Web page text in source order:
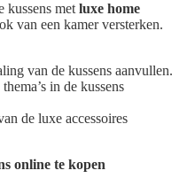
kussens met luxe home
van een kamer versterken.
van de kussens aanvullen.
in de kussens
de luxe accessoires
online te kopen